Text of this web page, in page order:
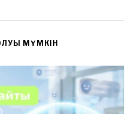
МҮМКІН